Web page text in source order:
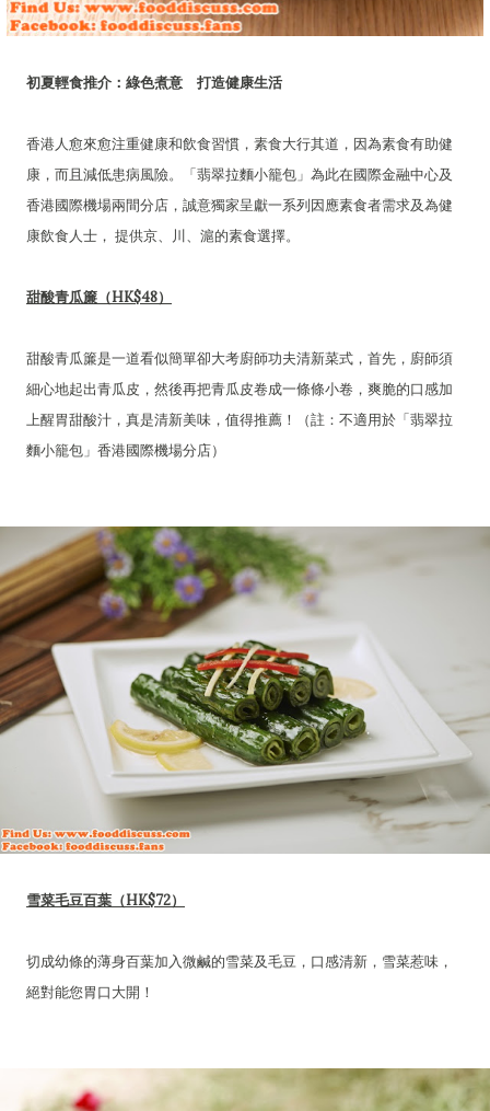
初夏輕食推介：綠色煮意 打造健康生活
香港人愈來愈注重健康和飲食習慣，素食大行其道，因為素食有助健
康，而且減低患病風險。「翡翠拉麵小籠包」為此在國際金融中心及
香港國際機場兩間分店，誠意獨家呈獻一系列因應素食者需求及為健
康飲食人士， 提供京、川、滬的素食選擇。
甜酸青瓜簾（HK$48）
甜酸青瓜簾是一道看似簡單卻大考廚師功夫清新菜式，首先，廚師須
細心地起出青瓜皮，然後再把青瓜皮卷成一條條小卷，爽脆的口感加
上醒胃甜酸汁，真是清新美味，值得推薦！（註：不適用於「翡翠拉
麵小籠包」香港國際機場分店）
雪菜毛豆百葉（HK$72）
切成幼條的薄身百葉加入微鹹的雪菜及毛豆，口感清新，雪菜惹味，
絕對能您胃口大開！